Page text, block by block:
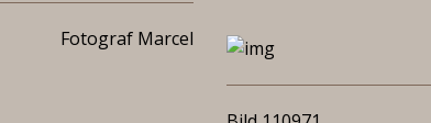
Fotograf Marcel